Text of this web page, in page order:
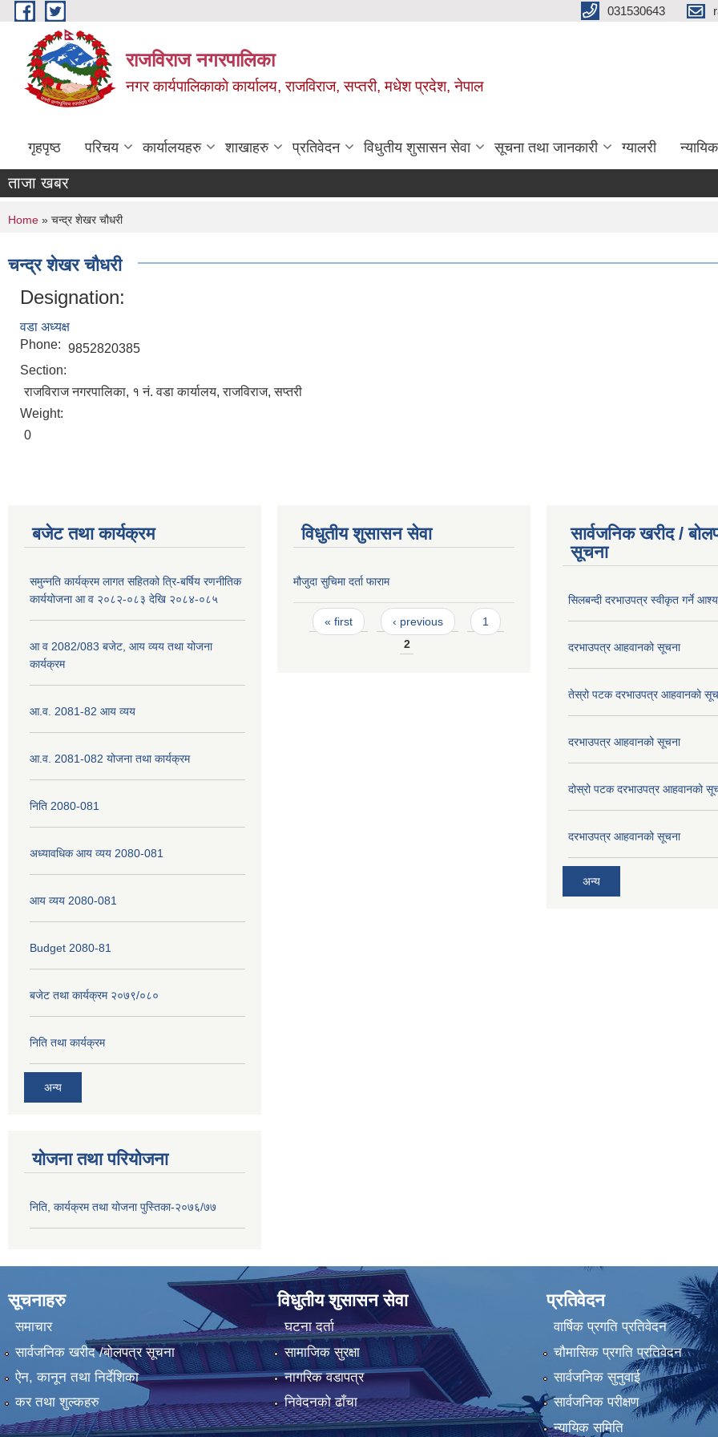
Skip to main content 031530643
राजविराज नगरपालिका
नगर कार्यपालिकाकाे कार्यालय, राजविराज, सप्तरी, मधेश प्रदेश, नेपाल
गृहपृष्ठ परिचय कार्यालयहरु शाखाहरु प्रतिवेदन विधुतीय शुसासन सेवा सूचना तथा जानकारी ग्यालरी
ताजा खबर
You are here
Home » चन्द्र शेखर चौधरी
चन्द्र शेखर चौधरी
Designation:
वडा अध्यक्ष
Phone: 9852820385
Section:
राजविराज नगरपालिका, १ नं. वडा कार्यालय, राजविराज, सप्तरी
Weight:
0
बजेट तथा कार्यक्रम
समुन्नति कार्यक्रम लागत सहितको त्रि-बर्षिय रणनीतिक
कार्ययोजना आ व २०८२-०८३ देखि २०८४-०८५
आ व 2082/083 बजेट, आय व्यय तथा योजना
कार्यक्रम
आ.व. 2081-82 आय व्यय
आ.व. 2081-082 योजना तथा कार्यक्रम
निति 2080-081
अध्यावधिक आय व्यय 2080-081
आय व्यय 2080-081
Budget 2080-81
बजेट तथा कार्यक्रम २०७९/०८०
निति तथा कार्यक्रम
अन्य
योजना तथा परियोजना
निति, कार्यक्रम तथा योजना पुस्तिका-२०७६/७७
विधुतीय शुसासन सेवा
मौजुदा सुचिमा दर्ता फाराम
Pages
« first ‹ previous
1
2
सार्वजनिक खरीद /
सूचना
सिलबन्दी दरभाउपत्र स्वीकृत गर्ने
दरभाउपत्र आहवानको सूचना
तेस्रो पटक दरभाउपत्र आहवानको
दरभाउपत्र आहवानको सूचना
दोस्रो पटक दरभाउपत्र आहवानको
दरभाउपत्र आहवानको सूचना
अन्य
सूचनाहरु
समाचार
सार्वजनिक खरीद /बोलपत्र सूचना
ऐन, कानून तथा निर्देशिका
कर तथा शुल्कहरु
विधुतीय शुसासन सेवा
घटना दर्ता
सामाजिक सुरक्षा
नागरिक वडापत्र
निवेदनको ढाँचा
प्रतिवेदन
वार्षिक प्रगति प्रतिवेदन
चौमासिक प्रगति प्रतिवेदन
सार्वजनिक सुनुवाई
सार्वजनिक परीक्षण
न्यायिक समिति